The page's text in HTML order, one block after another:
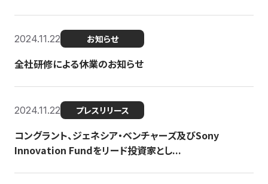
2024.11.22 お知らせ
全社研修による休業のお知らせ
2024.11.22 プレスリリース
コングラント、ジェネシア・ベンチャーズ及びSony
Innovation Fundをリード投資家とし...